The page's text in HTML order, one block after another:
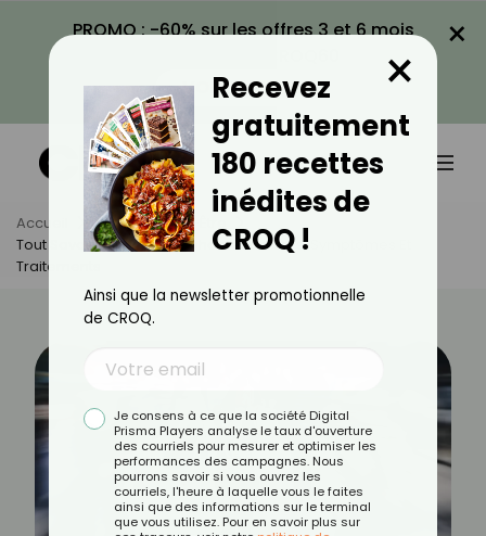
PROMO : -60% sur les offres 3 et 6 mois
VOIR LA PROMO
×
Accueil Actus
Bien-Être
Tout Savoir Sur La Scopophobie : Causes, Symptômes Et
Traitements
Recevez
gratuitement
180 recettes
inédites de
CROQ !
×
Ainsi que la newsletter promotionnelle
de CROQ.
Je consens à ce que la société Digital
Prisma Players analyse le taux d'ouverture
des courriels pour mesurer et optimiser les
performances des campagnes. Nous
pourrons savoir si vous ouvrez les
courriels, l'heure à laquelle vous le faites
ainsi que des informations sur le terminal
que vous utilisez. Pour en savoir plus sur